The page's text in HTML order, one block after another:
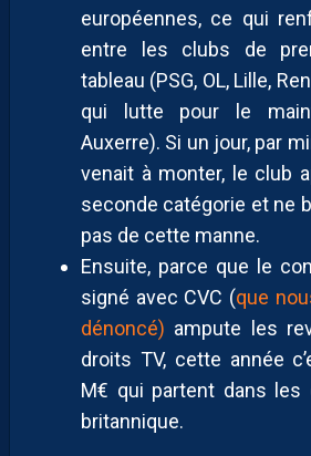
européennes, ce qui
entre les clubs de
tableau (PSG, OL, Lille,
qui lutte pour le
Auxerre). Si un jour, par
venait à monter, le club
seconde catégorie et ne
pas de cette manne.
Ensuite, parce que le
signé avec CVC (que
dénoncé) ampute les
droits TV, cette année
M€ qui partent dans
britannique.